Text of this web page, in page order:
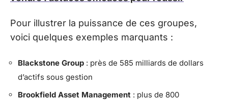
Pour illustrer la puissance de ces groupes,
voici quelques exemples marquants :
Blackstone Group : près de 585 milliards de dollars
d’actifs sous gestion
Brookfield Asset Management : plus de 800